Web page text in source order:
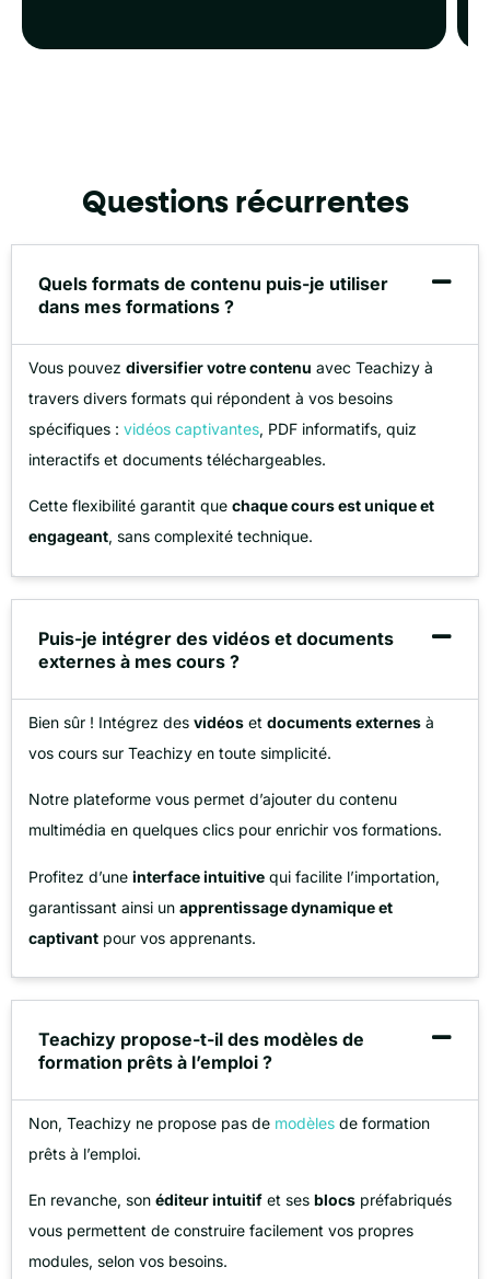
Questions récurrentes
Quels formats de contenu puis-je utiliser
dans mes formations ?
Vous pouvez diversifier votre contenu avec Teachizy à
travers divers formats qui répondent à vos besoins
spécifiques : vidéos captivantes, PDF informatifs, quiz
interactifs et documents téléchargeables.
Cette flexibilité garantit que chaque cours est unique et
engageant, sans complexité technique.
Puis-je intégrer des vidéos et documents
externes à mes cours ?
Bien sûr ! Intégrez des vidéos et documents externes à
vos cours sur Teachizy en toute simplicité.
Notre plateforme vous permet d’ajouter du contenu
multimédia en quelques clics pour enrichir vos formations.
Profitez d’une interface intuitive qui facilite l’importation,
garantissant ainsi un apprentissage dynamique et
captivant pour vos apprenants.
Teachizy propose-t-il des modèles de
formation prêts à l’emploi ?
Non, Teachizy ne propose pas de modèles de formation
prêts à l’emploi.
En revanche, son éditeur intuitif et ses blocs préfabriqués
vous permettent de construire facilement vos propres
modules, selon vos besoins.